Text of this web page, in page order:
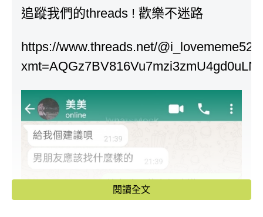
追蹤我們的threads ! 歡樂不迷路
https://www.threads.net/
閱讀全文